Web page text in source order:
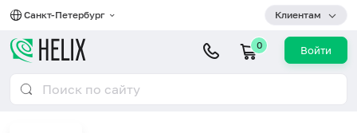
Санкт-Петербург Клиентам
0 Войти